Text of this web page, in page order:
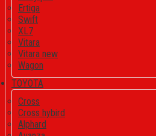
Ertiga
Swift
XL7
Vitara
Vitara new
Wagon
TOYOTA
Cross
Cross hybird
Alphard